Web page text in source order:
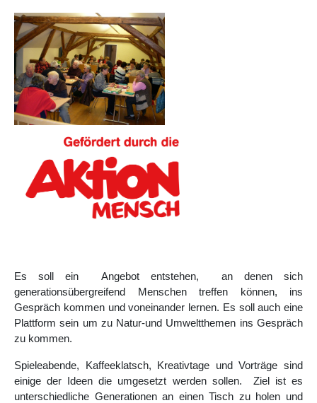
Es soll ein Angebot entstehen, an denen sich
generationsübergreifend Menschen treffen können, ins
Gespräch kommen und voneinander lernen. Es soll auch eine
Plattform sein um zu Natur-und Umweltthemen ins Gespräch
zu kommen.
Spieleabende, Kaffeeklatsch, Kreativtage und Vorträge sind
einige der Ideen die umgesetzt werden sollen. Ziel ist es
unterschiedliche Generationen an einen Tisch zu holen und